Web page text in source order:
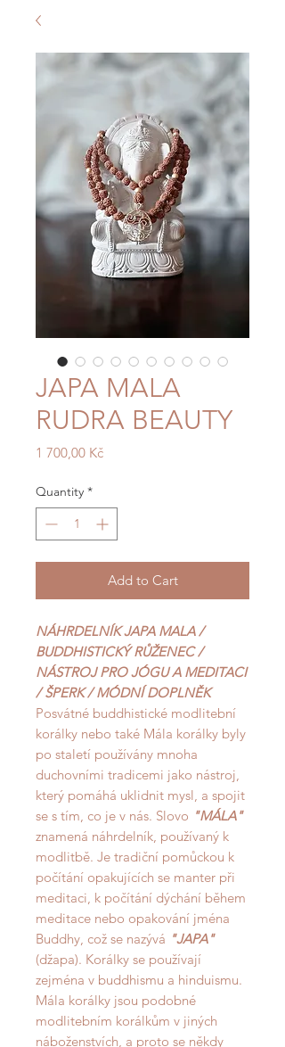
JAPA MALA
RUDRA BEAUTY
1 700,00 KčPrice
Quantity *
Add to Cart
NÁHRDELNÍK JAPA MALA /
BUDDHISTICKÝ RŮŽENEC /
NÁSTROJ PRO JÓGU A MEDITACI
/ ŠPERK / MÓDNÍ DOPLNĚK
Posvátné buddhistické modlitební
korálky nebo také Mála korálky byly
po staletí používány mnoha
duchovními tradicemi jako nástroj,
který pomáhá uklidnit mysl, a spojit
se s tím, co je v nás. Slovo "MÁLA"
znamená náhrdelník, používaný k
modlitbě. Je tradiční pomůckou k
počítání opakujících se manter při
meditaci, k počítání dýchání během
meditace nebo opakování jména
Buddhy, což se nazývá "JAPA"
(džapa). Korálky se používají
zejména v buddhismu a hinduismu.
Mála korálky jsou podobné
modlitebním korálkům v jiných
náboženstvích, a proto se někdy